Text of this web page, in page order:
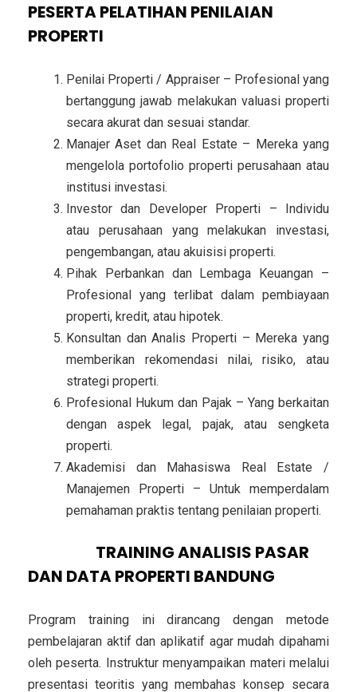
PESERTA PELATIHAN PENILAIAN
PROPERTI
Penilai Properti / Appraiser – Profesional yang
bertanggung jawab melakukan valuasi properti
secara akurat dan sesuai standar.
Manajer Aset dan Real Estate – Mereka yang
mengelola portofolio properti perusahaan atau
institusi investasi.
Investor dan Developer Properti – Individu
atau perusahaan yang melakukan investasi,
pengembangan, atau akuisisi properti.
Pihak Perbankan dan Lembaga Keuangan –
Profesional yang terlibat dalam pembiayaan
properti, kredit, atau hipotek.
Konsultan dan Analis Properti – Mereka yang
memberikan rekomendasi nilai, risiko, atau
strategi properti.
Profesional Hukum dan Pajak – Yang berkaitan
dengan aspek legal, pajak, atau sengketa
properti.
Akademisi dan Mahasiswa Real Estate /
Manajemen Properti – Untuk memperdalam
pemahaman praktis tentang penilaian properti.
TRAINING ANALISIS PASAR
DAN DATA PROPERTI BANDUNG
Program training ini dirancang dengan metode
pembelajaran aktif dan aplikatif agar mudah dipahami
oleh peserta. Instruktur menyampaikan materi melalui
presentasi teoritis yang membahas konsep secara